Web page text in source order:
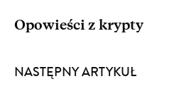
Opowieści z krypty
NASTĘPNY ARTYKUŁ